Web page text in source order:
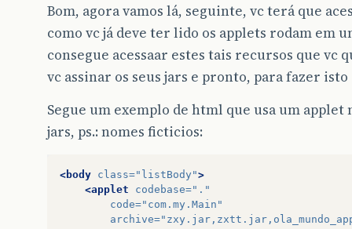
Bom, agora vamos lá, seguinte, vc terá que
como vc já deve ter lido os applets rodam em
consegue acessaar estes tais recursos que vc
vc assinar os seus jars e pronto, para fazer isto
Segue um exemplo de html que usa um applet
jars, ps.: nomes ficticios:
<body class="listBody">
<applet
codebase="."
code="com.my.Main"
archive=